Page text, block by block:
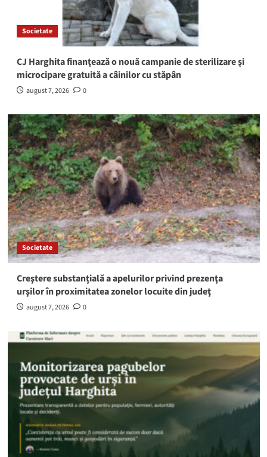
Societate
CJ Harghita finanţează o nouă campanie de sterilizare şi
microcipare gratuită a câinilor cu stăpân
august 7, 2026 0
Societate
Creştere substanţială a apelurilor privind prezenţa
urşilor în proximitatea zonelor locuite din judeţ
august 7, 2026 0